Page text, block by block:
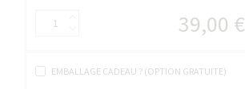
39,00 €
EMBALLAGE CADEAU ? (OPTION GRATUITE)